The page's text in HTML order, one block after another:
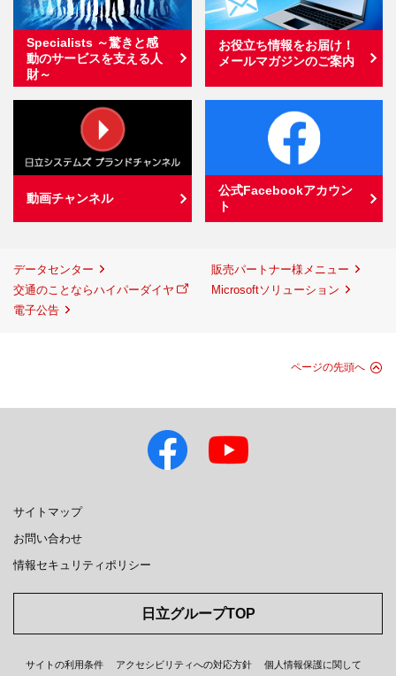
Specialists ～驚きと感
動のサービスを支える人
財～
お役立ち情報をお届け！
メールマガジンのご案内
動画チャンネル
公式Facebookアカウン
ト
データセンター
販売パートナー様メニュー
交通のことならハイパーダイヤ
Microsoftソリューション
電子公告
ページの先頭へ
サイトマップ
お問い合わせ
情報セキュリティポリシー
日立グループTOP
サイトの利用条件 アクセシビリティへの対応方針 個人情報保護に関して